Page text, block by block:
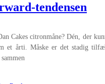
tendensen
Cakes citronmåne? Dén, der
et årti. Måske er det stadig